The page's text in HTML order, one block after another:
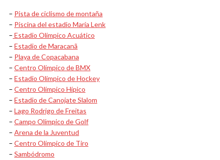
– Pista de ciclismo de montaña
– Piscina del estadio María Lenk
– Estadio Olímpico Acuático
– Estadio de Maracanã
– Playa de Copacabana
– Centro Olímpico de BMX
– Estadio Olímpico de Hockey
– Centro Olímpico Hípico
– Estadio de Canojate Slalom
– Lago Rodrigo de Freitas
– Campo Olímpico de Golf
– Arena de la Juventud
– Centro Olímpico de Tiro
– Sambódromo